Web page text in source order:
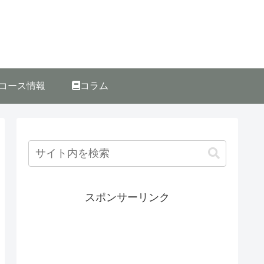
コース情報 コラム
スポンサーリンク